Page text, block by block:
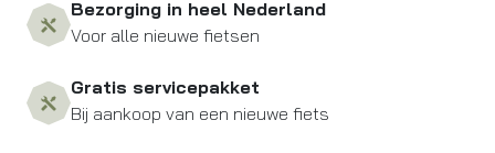
Bezorging in heel Nederland
Voor alle nieuwe fietsen
Gratis servicepakket
Bij aankoop van een nieuwe fiets